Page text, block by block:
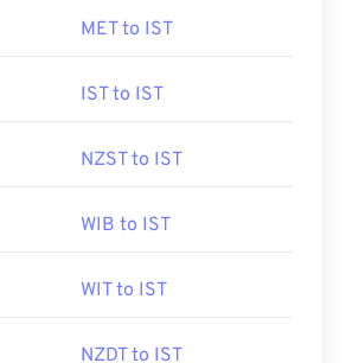
MET to IST
IST to IST
NZST to IST
WIB to IST
WIT to IST
NZDT to IST